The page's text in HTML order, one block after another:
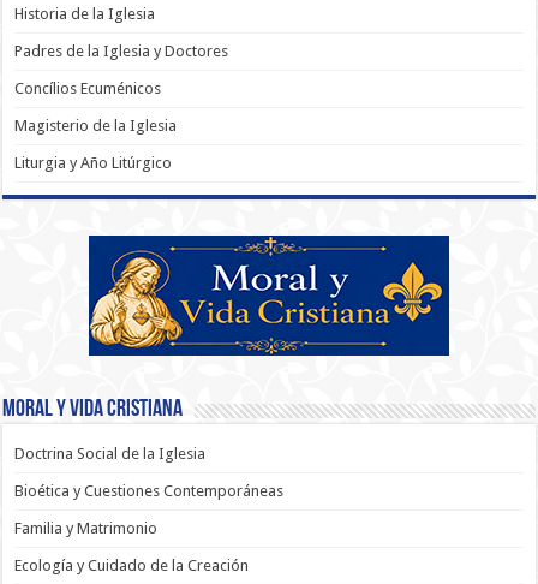
Historia de la Iglesia
Padres de la Iglesia y Doctores
Concílios Ecuménicos
Magisterio de la Iglesia
Liturgia y Año Litúrgico
Moral y Vida Cristiana
Doctrina Social de la Iglesia
Bioética y Cuestiones Contemporáneas
Familia y Matrimonio
Ecología y Cuidado de la Creación